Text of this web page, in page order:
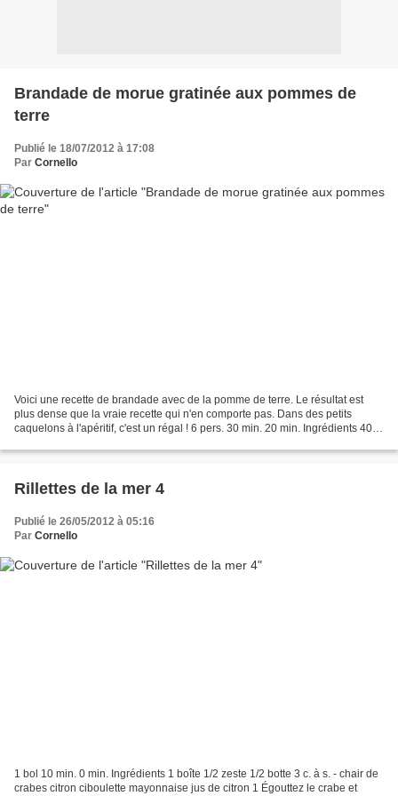
Brandade de morue gratinée aux pommes de
terre
Publié le 18/07/2012 à 17:08
Par Cornello
Voici une recette de brandade avec de la pomme de terre. Le résultat est
plus dense que la vraie recette qui n'en comporte pas. Dans des petits
caquelons à l'apéritif, c'est un régal ! 6 pers. 30 min. 20 min. Ingrédients 400
Rillettes de la mer 4
Publié le 26/05/2012 à 05:16
Par Cornello
1 bol 10 min. 0 min. Ingrédients 1 boîte 1/2 zeste 1/2 botte 3 c. à s. - chair de
crabes citron ciboulette mayonnaise jus de citron 1 Égouttez le crabe et